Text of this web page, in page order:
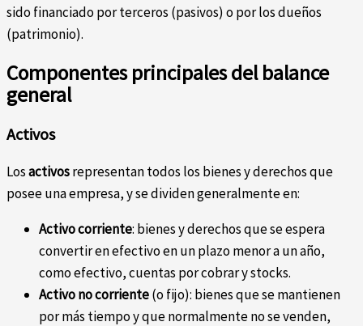
sido financiado por terceros (pasivos) o por los dueños
(patrimonio).
Componentes principales del balance
general
Activos
Losactivosrepresentan todos los bienes y derechos que
posee una empresa, y se dividen generalmente en:
Activo corriente: bienes y derechos que se espera
convertir en efectivo en un plazo menor a un año,
como efectivo, cuentas por cobrar y stocks.
Activo no corriente(o fijo): bienes que se mantienen
por más tiempo y que normalmente no se venden,